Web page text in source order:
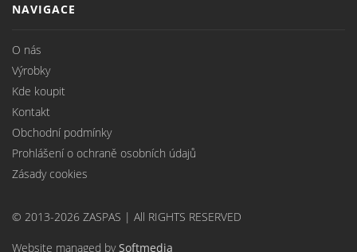
NAVIGACE
O nás
Výrobky
Kde koupit
Kontakt
Obchodní podmínky
Prohlášení o ochraně osobních údajů
Zásady cookies
© 2013-2026 ZASPAS | All RIGHTS RESERVED
Website managed bySoftmedia